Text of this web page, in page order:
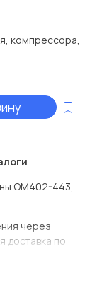
компрессора,
ОМ402-443,
через
доставка по